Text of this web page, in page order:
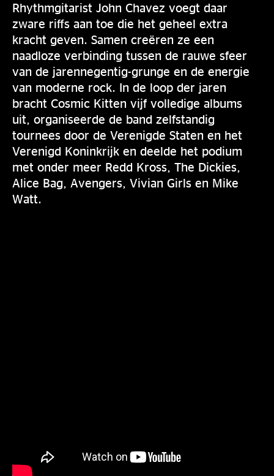
Rhythmgitarist John Chavez voegt daar
zware riffs aan toe die het geheel extra
kracht geven. Samen creëren ze een
naadloze verbinding tussen de rauwe sfeer
van de jarennegentig-grunge en de energie
van moderne rock. In de loop der jaren
bracht Cosmic Kitten vijf volledige albums
uit, organiseerde de band zelfstandig
tournees door de Verenigde Staten en het
Verenigd Koninkrijk en deelde het podium
met onder meer Redd Kross, The Dickies,
Alice Bag, Avengers, Vivian Girls en Mike
Watt.